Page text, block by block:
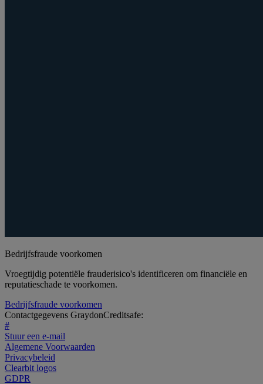
Bedrijfsfraude voorkomen
Vroegtijdig potentiële frauderisico's identificeren om financiële en
reputatieschade te voorkomen.
Bedrijfsfraude voorkomen
Contactgegevens GraydonCreditsafe:
#
Stuur een e-mail
Algemene Voorwaarden
Privacybeleid
Clearbit logos
GDPR